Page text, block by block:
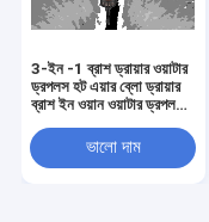
3-ইন -1 ব্রাশ ড্রায়ার ওয়াটার
ড্রপলস হট এয়ার ব্লো ড্রায়ার
ব্রাশ ইন ওয়ান ওয়াটার ড্রপলস
জন্য
ভালো দাম